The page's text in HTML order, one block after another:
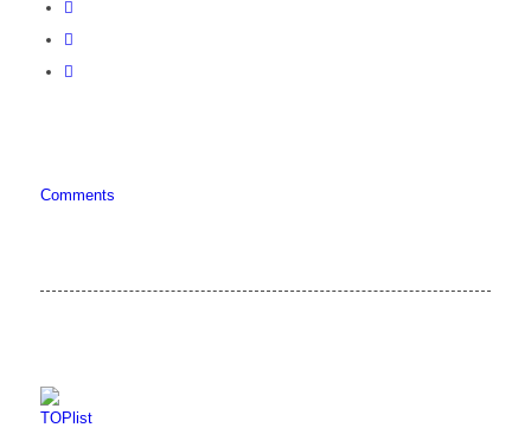
Comments